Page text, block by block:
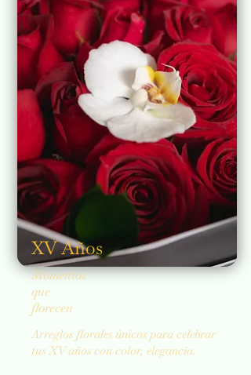
XV Años
Momentos
que
florecen
Arreglos florales únicos para celebrar
tus XV años con color, elegancia.